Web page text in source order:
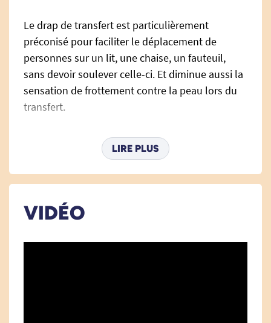
Le drap de transfert est particulièrement
préconisé pour faciliter le déplacement de
personnes sur un lit, une chaise, un fauteuil,
sans devoir soulever celle-ci. Et diminue aussi la
sensation de frottement contre la peau lors du
transfert.
tout à fait rester sous le patient, puisqu'il est
pas d'être enlevé systématiquement.
Ce drap est chimiquement stérilisable si besoin.
LIRE PLUS
VIDÉO